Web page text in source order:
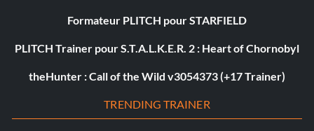
Formateur PLITCH pour STARFIELD
PLITCH Trainer pour S.T.A.L.K.E.R. 2 : Heart of Chornobyl
theHunter : Call of the Wild v3054373 (+17 Trainer)
TRENDING TRAINER